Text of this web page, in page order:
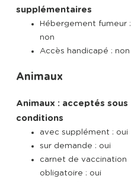
supplémentaires
Hébergement fumeur :
non
Accès handicapé : non
Animaux
Animaux : acceptés sous
conditions
avec supplément : oui
sur demande : oui
carnet de vaccination
obligatoire : oui